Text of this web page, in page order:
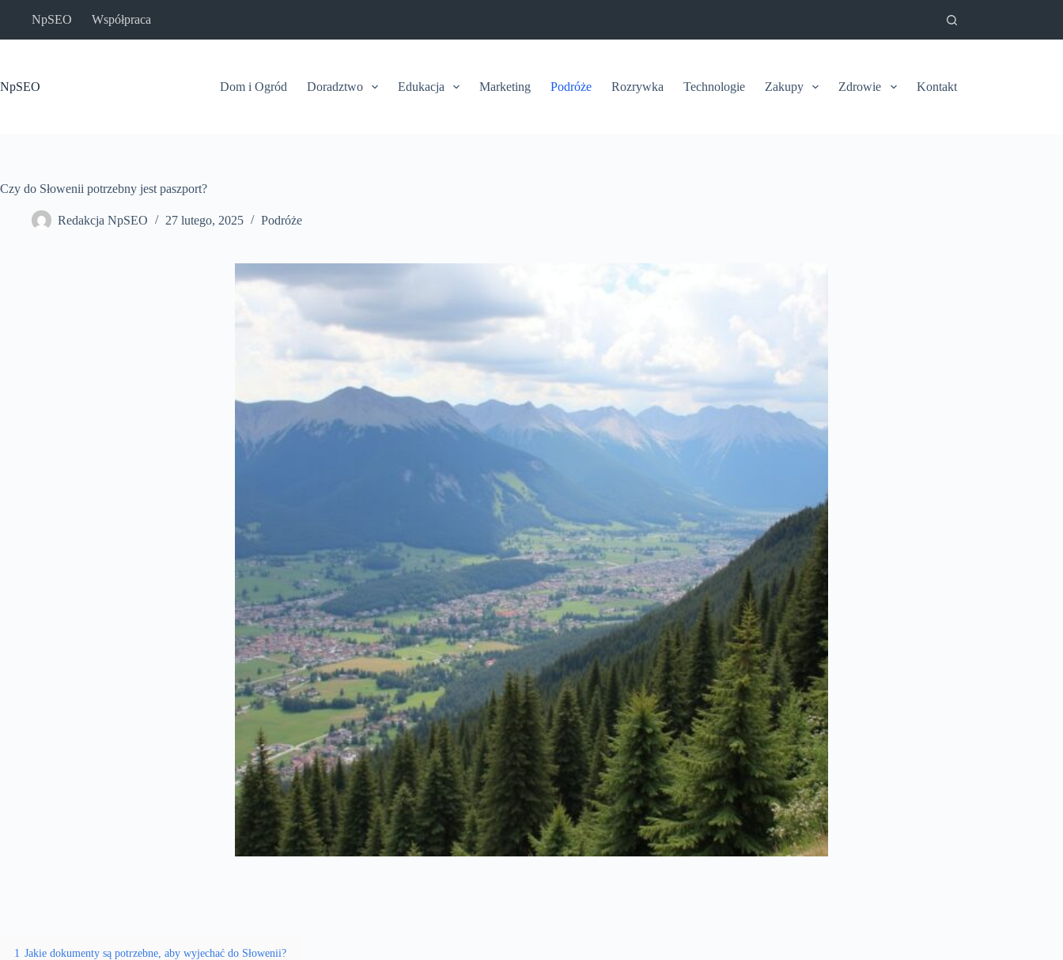
NpSEO Współpraca
NpSEO Dom i Ogród Doradztwo Edukacja Marketing Podróże Rozrywka Technologie Zakupy Zdrowie Kontakt
Czy do Słowenii potrzebny jest paszport?
Redakcja NpSEO 27 lutego, 2025 Podróże
1 Jakie dokumenty są potrzebne, aby wyjechać do Słowenii?